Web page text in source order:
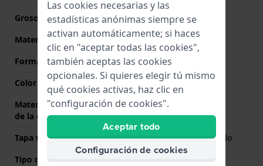
Grosor de la caja
10.2 mm
Material
Titanio
Forma del reloj
Redondo
Color de la caja
Plateado
Material de la parte trasera
de la caja
Titanio
Tapa trasera
Fondo de caja atornillado
Tipo de cristal
Cristal hardlex
Las cookies necesarias y las
estadísticas anónimas siempre se
activan automáticamente; si haces
clic en "aceptar todas las cookies",
también aceptas las cookies
opcionales. Si quieres elegir tú mismo
qué cookies activas, haz clic en
"configuración de cookies".
Aceptar todo
Configuración de cookies